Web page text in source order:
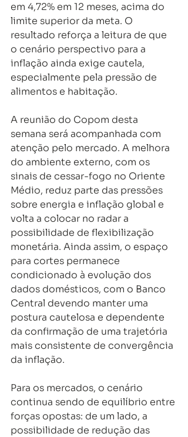
em 4,72% em 12 meses, acima do
limite superior da meta. O
resultado reforça a leitura de que
o cenário perspectivo para a
inflação ainda exige cautela,
especialmente pela pressão de
alimentos e habitação.
A reunião do Copom desta
semana será acompanhada com
atenção pelo mercado. A melhora
do ambiente externo, com os
sinais de cessar-fogo no Oriente
Médio, reduz parte das pressões
sobre energia e inflação global e
volta a colocar no radar a
possibilidade de flexibilização
monetária. Ainda assim, o espaço
para cortes permanece
condicionado à evolução dos
dados domésticos, com o Banco
Central devendo manter uma
postura cautelosa e dependente
da confirmação de uma trajetória
mais consistente de convergência
da inflação.
Para os mercados, o cenário
continua sendo de equilíbrio entre
forças opostas: de um lado, a
possibilidade de redução das